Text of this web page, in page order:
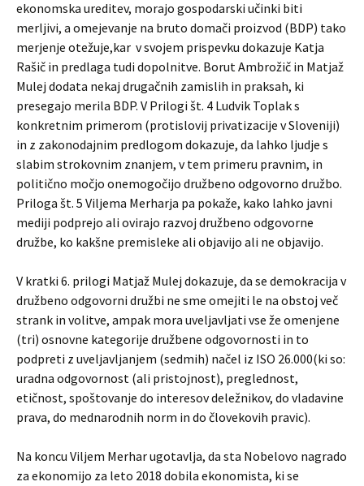
ekonomska ureditev, morajo gospodarski učinki biti
merljivi, a omejevanje na bruto domači proizvod (BDP) tako
merjenje otežuje,kar v svojem prispevku dokazuje Katja
Rašič in predlaga tudi dopolnitve. Borut Ambrožič in Matjaž
Mulej dodata nekaj drugačnih zamislih in praksah, ki
presegajo merila BDP. V Prilogi št. 4 Ludvik Toplak s
konkretnim primerom (protislovij privatizacije v Sloveniji)
in z zakonodajnim predlogom dokazuje, da lahko ljudje s
slabim strokovnim znanjem, v tem primeru pravnim, in
politično močjo onemogočijo družbeno odgovorno družbo.
Priloga št. 5 Viljema Merharja pa pokaže, kako lahko javni
mediji podprejo ali ovirajo razvoj družbeno odgovorne
družbe, ko kakšne premisleke ali objavijo ali ne objavijo.
V kratki 6. prilogi Matjaž Mulej dokazuje, da se demokracija v
družbeno odgovorni družbi ne sme omejiti le na obstoj več
strank in volitve, ampak mora uveljavljati vse že omenjene
(tri) osnovne kategorije družbene odgovornosti in to
podpreti z uveljavljanjem (sedmih) načel iz ISO 26.000(ki so:
uradna odgovornost (ali pristojnost), preglednost,
etičnost, spoštovanje do interesov deležnikov, do vladavine
prava, do mednarodnih norm in do človekovih pravic).
Na koncu Viljem Merhar ugotavlja, da sta Nobelovo nagrado
za ekonomijo za leto 2018 dobila ekonomista, ki se